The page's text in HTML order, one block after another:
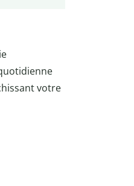
votre